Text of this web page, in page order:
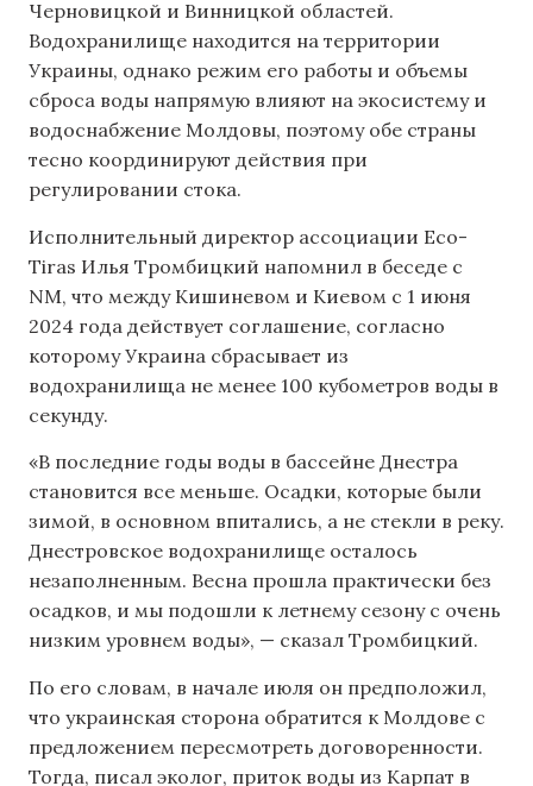
Черновицкой и Винницкой областей.
Водохранилище находится на территории
Украины, однако режим его работы и объемы
сброса воды напрямую влияют на экосистему и
водоснабжение Молдовы, поэтому обе страны
тесно координируют действия при
регулировании стока.
Исполнительный директор ассоциации Eco-
Tiras Илья Тромбицкий напомнил в беседе с
NM, что между Кишиневом и Киевом с 1 июня
2024 года действует соглашение, согласно
которому Украина сбрасывает из
водохранилища не менее 100 кубометров воды в
секунду.
«В последние годы воды в бассейне Днестра
становится все меньше. Осадки, которые были
зимой, в основном впитались, а не стекли в реку.
Днестровское водохранилище осталось
незаполненным. Весна прошла практически без
осадков, и мы подошли к летнему сезону с очень
низким уровнем воды», — сказал Тромбицкий.
По его словам, в начале июля он предположил,
что украинская сторона обратится к Молдове с
предложением пересмотреть договоренности.
Тогда, писал эколог, приток воды из Карпат в